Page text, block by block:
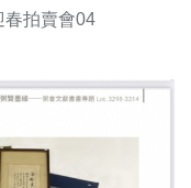
春拍賣會04